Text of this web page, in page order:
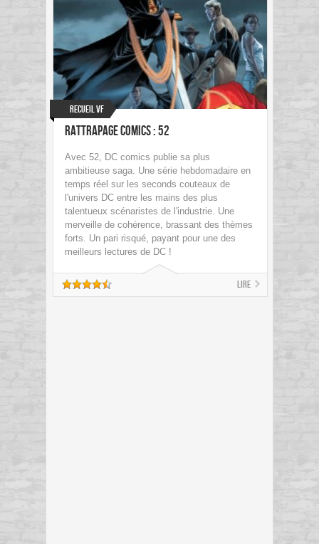
Recueil VF
Rattrapage Comics : 52
Avec 52, DC comics publie sa plus
ambitieuse saga. Une série hebdomadaire en
temps réel sur les seconds couteaux de
l'univers DC entre les mains des plus
talentueux scénaristes de l'industrie. Une
merveille de cohérence, brassant des thèmes
forts. Un pari risqué, payant pour une des
meilleurs lectures de DC !
Lire